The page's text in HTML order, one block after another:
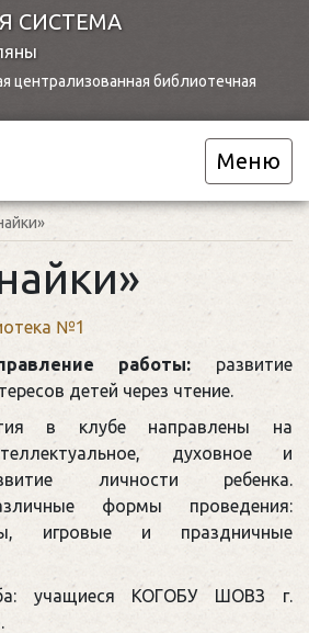
СИСТЕМА
централизованная библиотечная
Меню
№1
работы: развитие
детей через чтение.
в клубе направлены на
духовное и
личности ребенка.
формы проведения:
игровые и праздничные
учащиеся КОГОБУ ШОВЗ г.